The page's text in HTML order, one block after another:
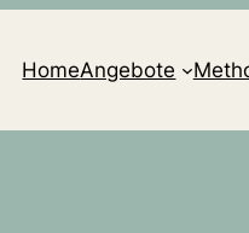
HomeAngebote